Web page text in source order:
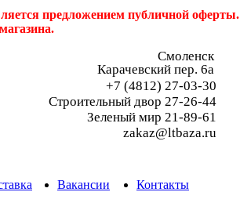
предложением публичной оферты.
Смоленск
Карачевский пер. 6a
+7 (4812) 27-03-30
Строительный двор 27-26-44
Зеленый мир 21-89-61
zakaz@ltbaza.ru
Вакансии Контакты